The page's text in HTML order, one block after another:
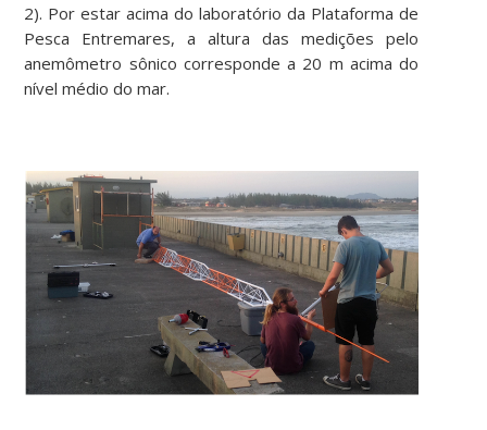
2). Por estar acima do laboratório da Plataforma de
Pesca Entremares, a altura das medições pelo
anemômetro sônico corresponde a 20 m acima do
nível médio do mar.